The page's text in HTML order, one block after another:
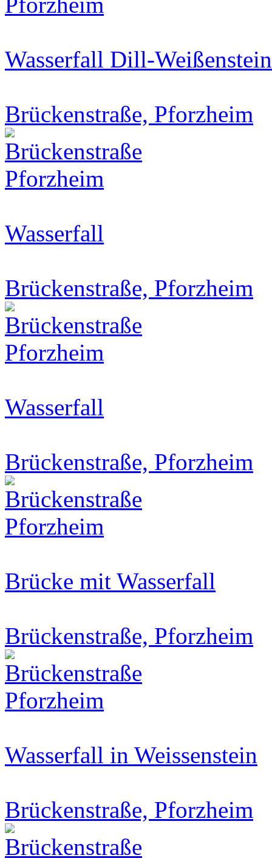
Wasserfall Dill-Weißenstein
Brückenstraße, Pforzheim
Wasserfall
Brückenstraße, Pforzheim
Wasserfall
Brückenstraße, Pforzheim
Brücke mit Wasserfall
Brückenstraße, Pforzheim
Wasserfall in Weissenstein
Brückenstraße, Pforzheim